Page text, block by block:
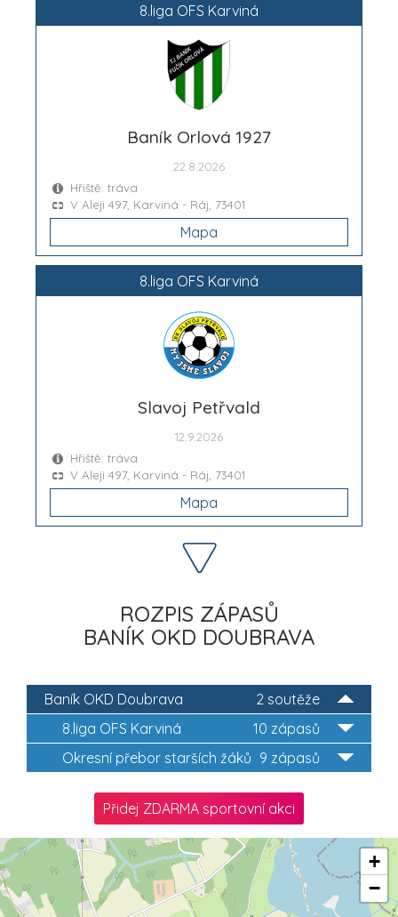
8.liga OFS Karviná
Baník Orlová 1927
22.8.2026
Hřiště: tráva
V Aleji 497, Karviná - Ráj, 73401
Mapa
8.liga OFS Karviná
Slavoj Petřvald
12.9.2026
Hřiště: tráva
V Aleji 497, Karviná - Ráj, 73401
Mapa
ROZPIS ZÁPASŮ
BANÍK OKD DOUBRAVA
2 soutěže
Baník OKD Doubrava
10 zápasů
8.liga OFS Karviná
9 zápasů
Okresní přebor starších žáků
Přidej ZDARMA sportovní akci
+
−